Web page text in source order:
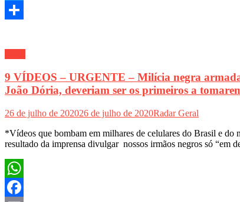
Twitter
9 VÍDEOS – URGENTE – Milícia negra
João Dória, deveriam ser os primeiros a
26 de julho de 202026 de julho de 2020Radar Geral
*Vídeos que bombam em milhares de celulares do Brasil e
resultado da imprensa divulgar nossos irmãos negros só “em
WhatsApp